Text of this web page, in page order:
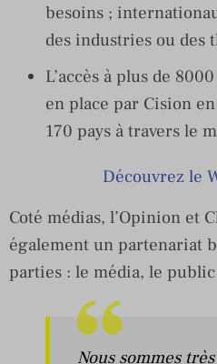
besoins ;
des industries ou des
L’accès à plus de
en place par Cision
170 pays à travers le
Découvrez le
Coté médias, l’Opinion et
également un partenariat
parties : le média, le
Nous sommes